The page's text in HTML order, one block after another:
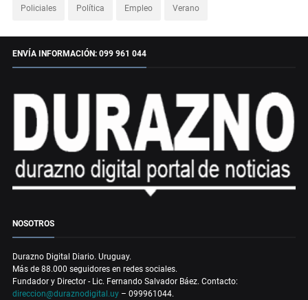
Policiales Política Empleo Verano
ENVÍA INFORMACIÓN: 099 961 044
NOSOTROS
Durazno Digital Diario. Uruguay.
Más de 88.000 seguidores en redes sociales.
Fundador y Director - Lic. Fernando Salvador Báez. Contacto:
direccion@duraznodigital.uy – 099961044.